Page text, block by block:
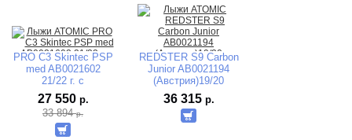
PRO С3 Skintec PSP
med AB0021602
21/22 г. с
платформой под
передвижные крепл.
PROLINK SHIFT
27 550 р.
33 894р.
REDSTER S9 Carbon
Junior AB0021194
(Австрия)19/20
36 315 р.